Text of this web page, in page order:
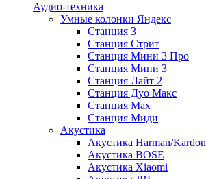
Аудио-техника
Умные колонки Яндекс
Станция 3
Станция Стрит
Станция Мини 3 Про
Станция Мини 3
Станция Лайт 2
Станция Дуо Макс
Станция Max
Станция Миди
Акустика
Акустика Harman/Kardon
Акустика BOSE
Акустика Xiaomi